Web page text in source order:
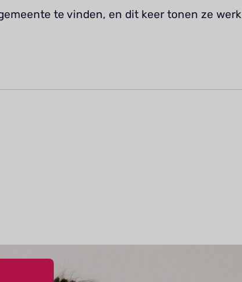
te vinden, en dit keer tonen ze werk